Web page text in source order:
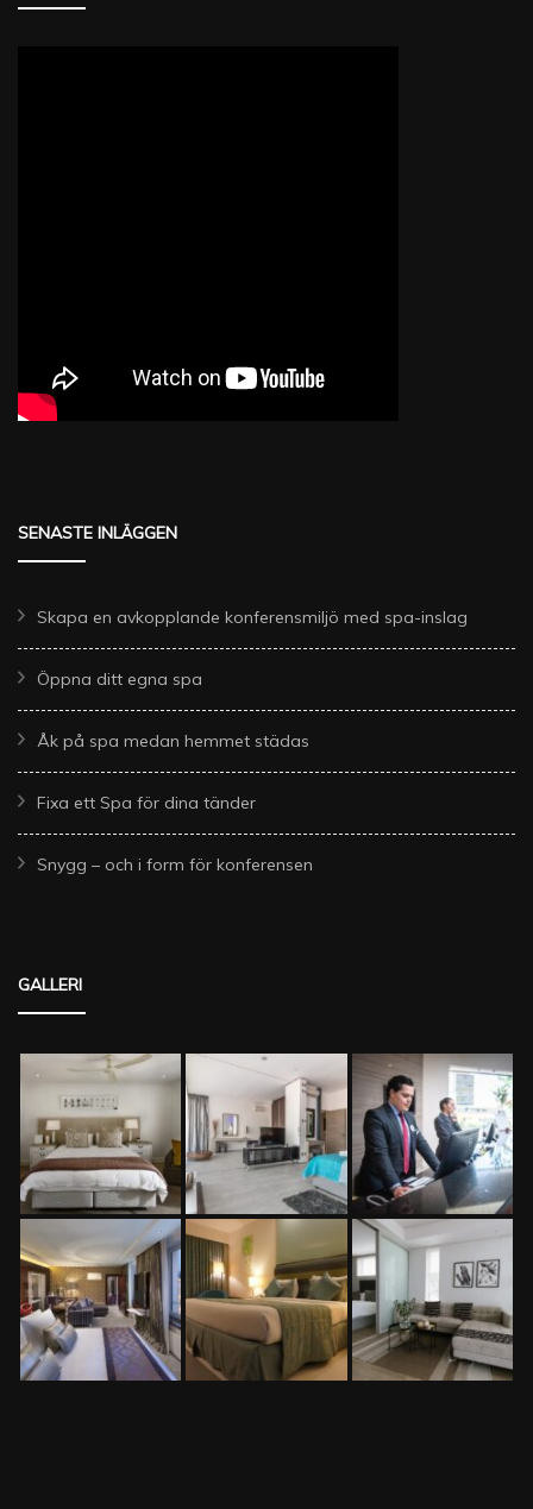
SENASTE INLÄGGEN
Skapa en avkopplande konferensmiljö med spa-inslag
Öppna ditt egna spa
Åk på spa medan hemmet städas
Fixa ett Spa för dina tänder
Snygg – och i form för konferensen
GALLERI